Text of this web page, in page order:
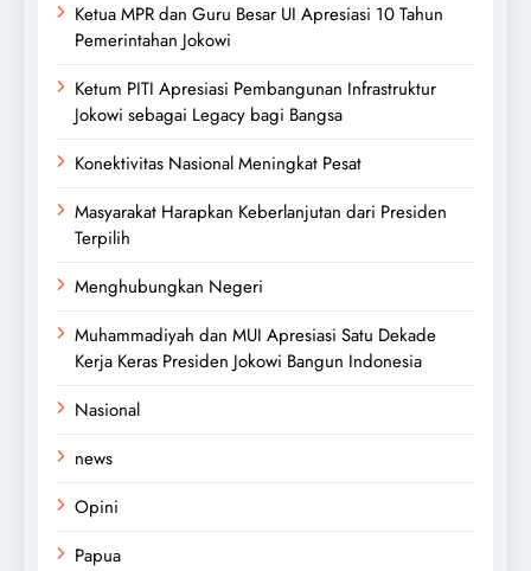
Ketua MPR dan Guru Besar UI Apresiasi 10 Tahun
Pemerintahan Jokowi
Ketum PITI Apresiasi Pembangunan Infrastruktur
Jokowi sebagai Legacy bagi Bangsa
Konektivitas Nasional Meningkat Pesat
Masyarakat Harapkan Keberlanjutan dari Presiden
Terpilih
Menghubungkan Negeri
Muhammadiyah dan MUI Apresiasi Satu Dekade
Kerja Keras Presiden Jokowi Bangun Indonesia
Nasional
news
Opini
Papua